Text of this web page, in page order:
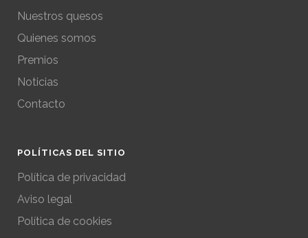
Nuestros quesos
Quienes somos
Premios
Noticias
Contacto
POLÍTICAS DEL SITIO
Política de privacidad
Aviso legal
Política de cookies